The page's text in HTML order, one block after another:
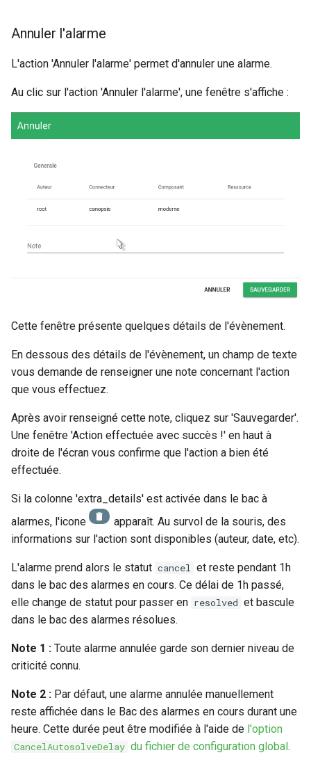
Annuler l'alarme
L'action 'Annuler l'alarme' permet d'annuler une alarme.
Au clic sur l'action 'Annuler l'alarme', une fenêtre s'affiche :
Cette fenêtre présente quelques détails de l'évènement.
En dessous des détails de l'évènement, un champ de texte
vous demande de renseigner une note concernant l'action
que vous effectuez.
Après avoir renseigné cette note, cliquez sur 'Sauvegarder'.
Une fenêtre 'Action effectuée avec succès !' en haut à
droite de l'écran vous confirme que l'action a bien été
effectuée.
Si la colonne 'extra_details' est activée dans le bac à
alarmes, l'icone
apparaît. Au survol de la souris, des
informations sur l'action sont disponibles (auteur, date, etc).
L'alarme prend alors le statut cancel et reste pendant 1h
dans le bac des alarmes en cours. Ce délai de 1h passé,
elle change de statut pour passer en resolved et bascule
dans le bac des alarmes résolues.
Note 1 : Toute alarme annulée garde son dernier niveau de
criticité connu.
Note 2 : Par défaut, une alarme annulée manuellement
reste affichée dans le Bac des alarmes en cours durant une
heure. Cette durée peut être modifiée à l'aide de l'option
CancelAutosolveDelay du fichier de configuration global.